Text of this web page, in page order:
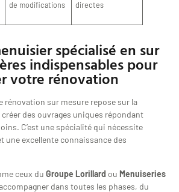
de modifications
directes
spécialisé en sur
indispensables pour
votre rénovation
rénovation sur mesure repose sur la
créer des ouvrages uniques répondant
C’est une spécialité qui nécessite
une excellente connaissance des
ceux du Groupe Lorillard ou Menuiseries
dans toutes les phases, du